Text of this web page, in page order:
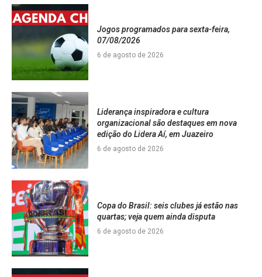
Jogos programados para sexta-feira,
07/08/2026
6 de agosto de 2026
Liderança inspiradora e cultura
organizacional são destaques em nova
edição do Lidera Aí, em Juazeiro
6 de agosto de 2026
Copa do Brasil: seis clubes já estão nas
quartas; veja quem ainda disputa
6 de agosto de 2026